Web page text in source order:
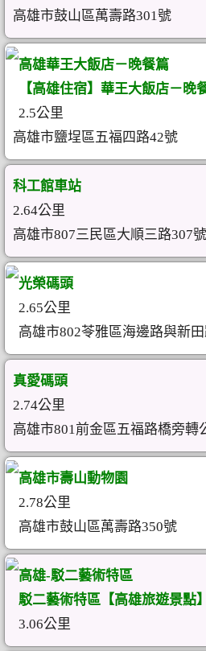
高雄市鼓山區萬壽路301號
高雄華王大飯店－晚餐篇
【高雄住宿】華王大飯店－晚
2.5公里
高雄市鹽埕區五福四路42號
科工館車站
2.64公里
高雄市807三民區大順三路307號
光榮碼頭
2.65公里
高雄市802苓雅區海邊路與新田
真愛碼頭
2.74公里
高雄市801前金區五福路橋旁轉
高雄市壽山動物園
2.78公里
高雄市鼓山區萬壽路350號
高雄-駁二藝術特區
駁二藝術特區【高雄旅遊景點】
3.06公里